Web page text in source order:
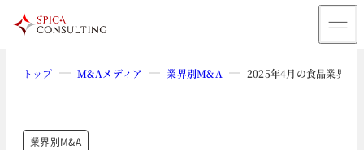
トップ M&Aメディア 業界別M&A 2025年4月の食品業界
業界別M&A